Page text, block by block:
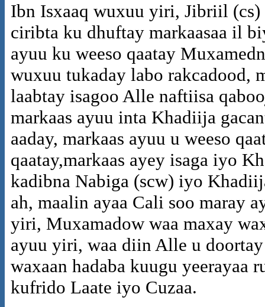
Ibn Isxaaq wuxuu yiri, Jibriil
ciribta ku dhuftay markaasaa il
ayuu ku weeso qaatay
wuxuu tukaday labo rakcadood,
laabtay isagoo Alle naftiisa
markaas ayuu inta Khadiija
aaday, markaas ayuu u weeso
qaatay,markaas ayey isaga iyo
kadibna Nabiga (scw) iyo
ah, maalin ayaa Cali soo maray
yiri, Muxamadow waa maxay
ayuu yiri, waa diin Alle u
waxaan hadaba kuugu
kufrido Laate iyo Cuzaa.